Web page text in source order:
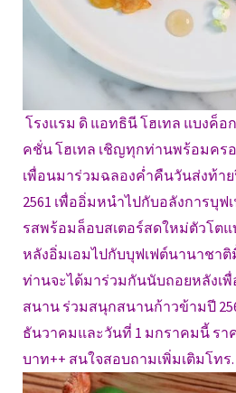
โรงแรม ดิ แอทธินี โฮเทล แบงค็อ
คชั่น โฮเทล เชิญทุกท่านพร้อมคร
เพื่อนมาร่วมฉลองค่ำคืนวันส่งท้า
2561 เพื่ออิ่มหนำไปกับอลังการบุ
รสพร้อมล็อบสเตอร์สดใหม่ตัวโต
หลังอิ่มเอมไปกับบุฟเฟต์นานาชาติ
ท่านจะได้มาร่วมกันนับถอยหลังเพื่
สนาน ร่วมสนุกสนานก้าวข้ามปี
ธันวาคมและวันที่ 1 มกราคมนี้ ราค
บาท++ สนใจสอบถามเพิ่มเติมโทร.